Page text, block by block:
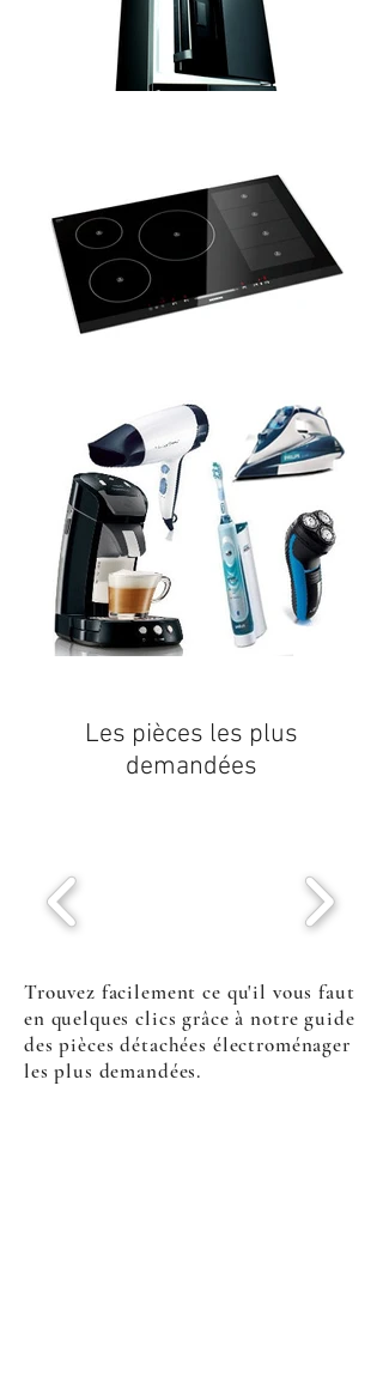
Les pièces les plus
demandées
Trouvez facilement ce qu'il vous faut
en quelques clics grâce à notre guide
des pièces détachées électroménager
les plus demandées.